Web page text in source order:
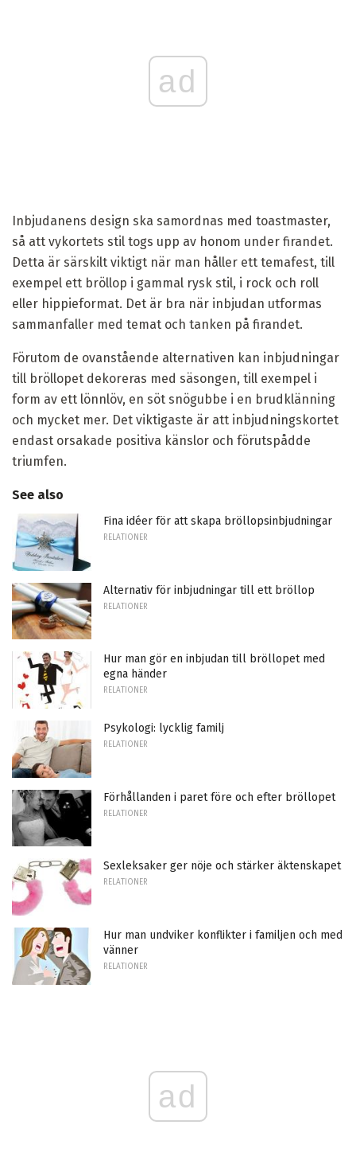
ad
Inbjudanens design ska samordnas med toastmaster,
så att vykortets stil togs upp av honom under firandet.
Detta är särskilt viktigt när man håller ett temafest, till
exempel ett bröllop i gammal rysk stil, i rock och roll
eller hippieformat. Det är bra när inbjudan utformas
sammanfaller med temat och tanken på firandet.
Förutom de ovanstående alternativen kan inbjudningar
till bröllopet dekoreras med säsongen, till exempel i
form av ett lönnlöv, en söt snögubbe i en brudklänning
och mycket mer. Det viktigaste är att inbjudningskortet
endast orsakade positiva känslor och förutspådde
triumfen.
See also
Fina idéer för att skapa bröllopsinbjudningar
RELATIONER
Alternativ för inbjudningar till ett bröllop
RELATIONER
Hur man gör en inbjudan till bröllopet med
egna händer
RELATIONER
Psykologi: lycklig familj
RELATIONER
Förhållanden i paret före och efter bröllopet
RELATIONER
Sexleksaker ger nöje och stärker äktenskapet
RELATIONER
Hur man undviker konflikter i familjen och med
vänner
RELATIONER
ad